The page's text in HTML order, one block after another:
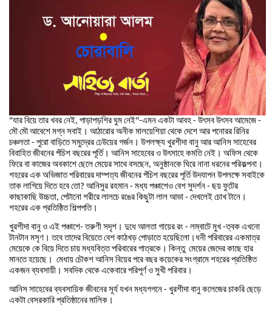
"যারবিয়েতারখবরনেই, পাড়াপড়শিরঘুমনেই"-এমনএকটাআবহ - উৎসবউৎসবআমেজে -
মৌমৌআবেশেমগ্নসবাই । আঠারোরঅনীকমালয়েশিয়াথেকেদেশেআরপনোরররিনির
চঞ্চলতা - পুরোবাড়িতেসমুদ্রেরঢেউয়েরগর্জন । উপলক্ষ্যখুরশীদাবানুআরআনিসসাহেবের
বিবাহিতজীবনেরপঁচিশবছরেরপূর্তি। আনিসসাহেবেরওউৎসাহেকমতিনেই । অফিসথেকে
ফিরেবাকাজেরঅবকাশেছেলেমেয়েরসাথেবসছেন, অনুষ্ঠানকেঘিরেনানাধরনেরপরিকল্পনা ।
শহরেরএকঅভিজাতপরিবারেরদাম্পত্যজীবনেরপঁচিশবছরেরপূর্তিউদযাপনউপলক্ষেসবাইকে
তাকলাগিয়েদিতেহবেতো? আনিসুররহমান - মধ্যপঞ্চাশেওবেশসুদর্শন - ছয়ফুটের
কাছাকাছিউচ্চতা, পেটানোশরীরেলালচেরঙেরকিছুটালালআভা - দেখলেইচোখটানে ।
শহরেরএকপ্রতিষ্ঠিতশিল্পপতি।
খুরশীদাবানুওএইপঞ্চাশে-তরুণীসদৃশ । দুধেআলতাগায়েররং - লম্বাটেমুখ -ত্বকএখনো
টানটানমসৃণ । তবেতাদেরবিয়েতেবেশকাঠখড়পোড়াতেহয়েছিলো ।ধনীপরিবারেরএকমাত্র
মেয়েকেকেবিয়েদিতেচায়মধ্যবিত্তপরিবারেরপাত্রকে । কিন্তু মেয়েরজেদেরকাছেহার
মানতেহয়েছে । মেধায়চৌকশআনিসবিয়েরপরেবছরকয়েকেরসংগ্রামেশহরেরপ্রতিষ্ঠিত
একজনব্যবসায়ী । সবদিকথেকেএকেবারেপরিপূর্ণওসুখীপরিবার ।
আনিসসাহেবেরব্যবসায়িকজীবনেরসূর্যযখনমধ্যগগনে - খুরশীদাবানুকলেজেরচাকরিছেড়ে
একটাবেসরকারিপ্রতিষ্ঠানেরমালিক ।